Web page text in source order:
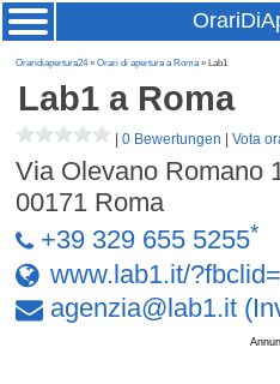
Oraridiapertura24»Orari di apertura a Roma» Lab1
Lab1 a Roma
|0 Bewertungen |Vota
Via Olevano Romano
00171 Roma
+39 329 655 5255*
www.lab1.it/
agenzia@ lab1.it